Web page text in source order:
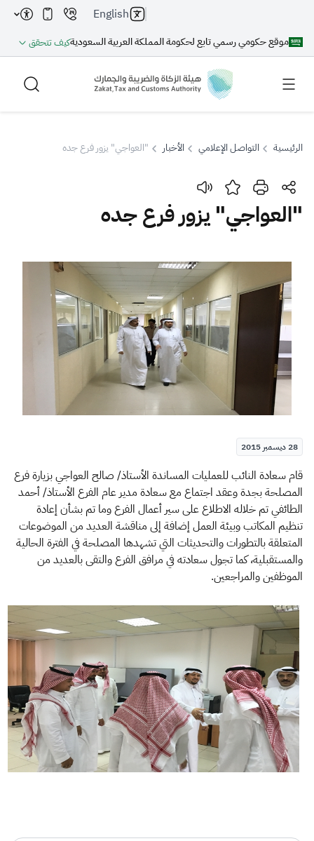
موقع حكومي رسمي تابع لحكومة المملكة العربية السعوديةكيف تتحقق
English
بحث
اقتراحات
الزكاة الجمارك
ضريبة القيمة المضافة
الإقرار الضريبي
التصرفات العقارية
الرئيسية التواصل الإعلامي الأخبار "العواجي" يزور فرع جده
"العواجي" يزور فرع جده
28 ديسمبر 2015
​​قام سعادة النائب للعمليات المساندة الأستاذ/ صالح العواجي بزيارة فرع
المصلحة بجدة وعقد اجتماع مع سعادة مدير عام الفرع الأستاذ/ أحمد
الطائفي تم خلاله الاطلاع على سير أعمال الفرع وما تم بشأن إعادة
تنظيم المكاتب وبيئة العمل إضافة إلى مناقشة العديد من الموضوعات
المتعلقة بالتطورات والتحديثات التي تشهدها المصلحة في الفترة الحالية
والمستقبلية، كما تجول سعادته في مرافق الفرع والتقى بالعديد من
الموظفين والمراجعين.